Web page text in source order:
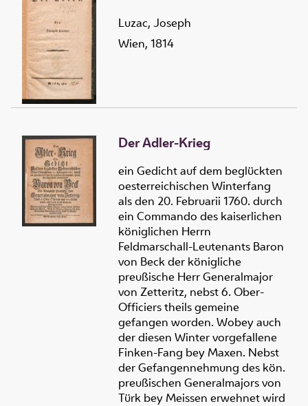
Luzac, Joseph
Wien, 1814
Der Adler-Krieg
ein Gedicht auf dem beglückten
oesterreichischen Winterfang
als den 20. Februarii 1760. durch
ein Commando des kaiserlichen
königlichen Herrn
Feldmarschall-Leutenants Baron
von Beck der königliche
preußische Herr Generalmajor
von Zetteritz, nebst 6. Ober-
Officiers theils gemeine
gefangen worden. Wobey auch
der diesen Winter vorgefallene
Finken-Fang bey Maxen. Nebst
der Gefangennehmung des kön.
preußischen Generalmajors von
Türk bey Meissen erwehnet wird